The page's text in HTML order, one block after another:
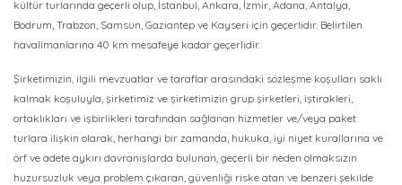
kültür turlarında geçerli olup, İstanbul, Ankara, İzmir, Adana, Antalya,
Bodrum, Trabzon, Samsun, Gaziantep ve Kayseri için geçerlidir. Belirtilen
havalimanlarına 40 km mesafeye kadar geçerlidir.
Şirketimizin, ilgili mevzuatlar ve taraflar arasındaki sözleşme koşulları saklı
kalmak koşuluyla, şirketimiz ve şirketimizin grup şirketleri, iştirakleri,
ortaklıkları ve işbirlikleri tarafından sağlanan hizmetler ve/veya paket
turlara ilişkin olarak, herhangi bir zamanda, hukuka, iyi niyet kurallarına ve
örf ve adete aykırı davranışlarda bulunan, geçerli bir neden olmaksızın
huzursuzluk veya problem çıkaran, güvenliği riske atan ve benzeri şekilde